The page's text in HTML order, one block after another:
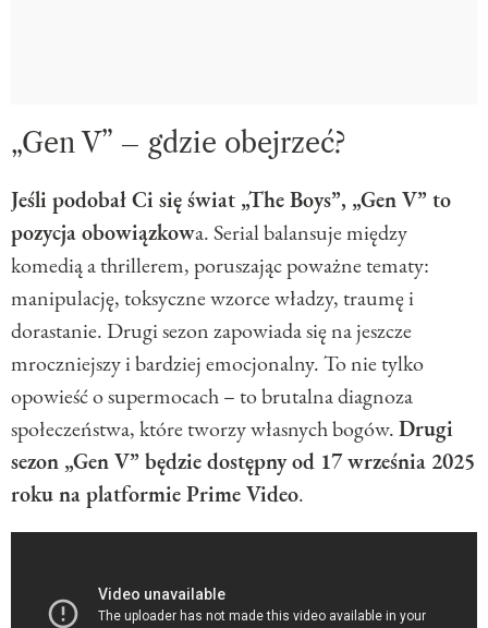
„Gen V” – gdzie obejrzeć?
Jeśli podobał Ci się świat „The Boys”, „Gen V” to
pozycja obowiązkowa. Serial balansuje między
komedią a thrillerem, poruszając poważne tematy:
manipulację, toksyczne wzorce władzy, traumę i
dorastanie. Drugi sezon zapowiada się na jeszcze
mroczniejszy i bardziej emocjonalny. To nie tylko
opowieść o supermocach – to brutalna diagnoza
społeczeństwa, które tworzy własnych bogów.Drugi
sezon „Gen V” będzie dostępny od 17 września 2025
roku na platformie Prime Video.